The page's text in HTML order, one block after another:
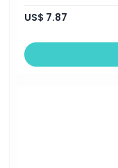
US$ 7.87